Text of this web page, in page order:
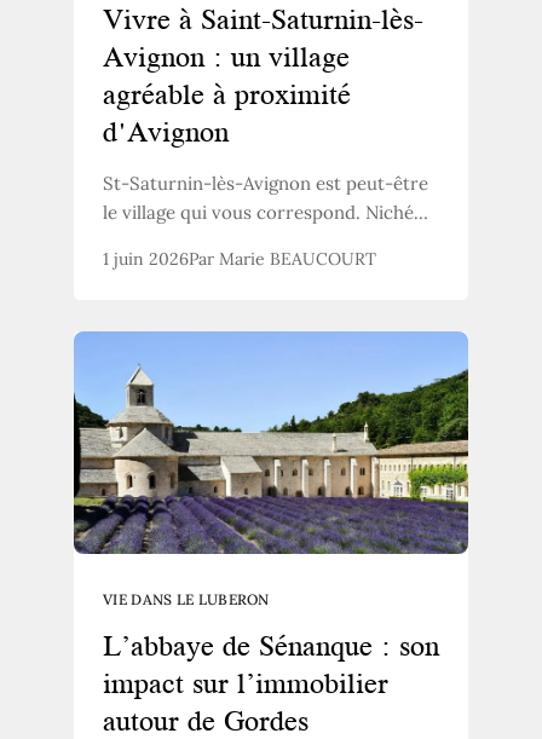
Vivre à Saint-Saturnin-lès-
Avignon : un village
agréable à proximité
d'Avignon
St-Saturnin-lès-Avignon est peut-être
le village qui vous correspond. Niché
à peine de la cité des Papes, il offre ce
recherchent : la douceur de la
Provence, la proximité des
commodités, et des prix immobiliers
encore accessibles.
1 juin 2026Par Marie BEAUCOURT
VIE DANS LE LUBERON
L’abbaye de Sénanque : son
impact sur l’immobilier
autour de Gordes